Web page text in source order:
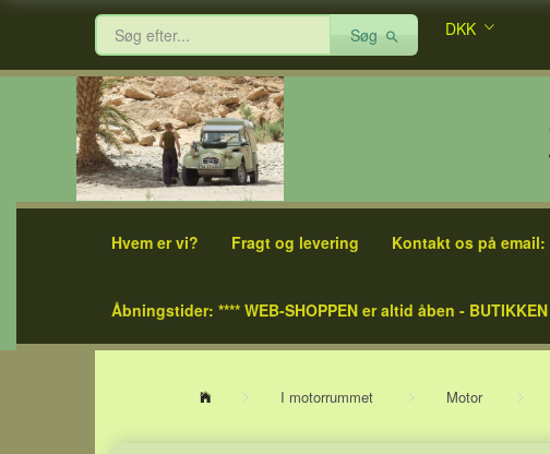
Søg DKK
Hvem er vi? Fragt og levering Kontakt os på
Åbningstider: **** WEB-SHOPPEN er altid åben -
I motorrummet Motor